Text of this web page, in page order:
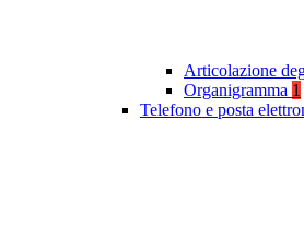
Articolazione
Organigramma 1
Telefono e posta